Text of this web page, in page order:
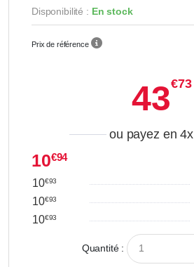
Disponibilité : En stock
Prix de référence
43€73
ou payez en 4x
10€94
10€93
10€93
10€93
Quantité :